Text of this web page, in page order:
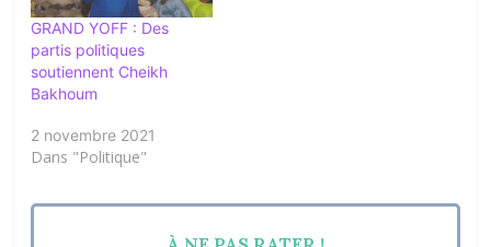
GRAND YOFF : Des
partis politiques
soutiennent Cheikh
Bakhoum
2 novembre 2021
Dans "Politique"